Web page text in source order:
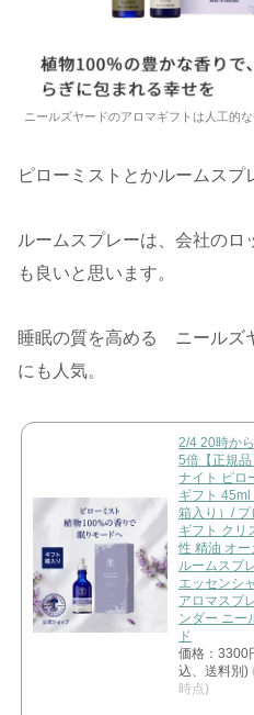
ニールズヤードのアロマギフトは人工的な
ピローミストとかルームス
ルームスプレーは、会社のロ
も良いと思います。
睡眠の質を高める ニールズ
にも人気。
2/4 20時か
5倍【正規
ナイト ピロ
ギフト 45ml
箱入り）/ プ
ギフト クリ
性 精油 オー
ルームスプ
エッセンシ
アロマスプ
ンダー ニー
ド
価格：3300
込、送料別)
時点)